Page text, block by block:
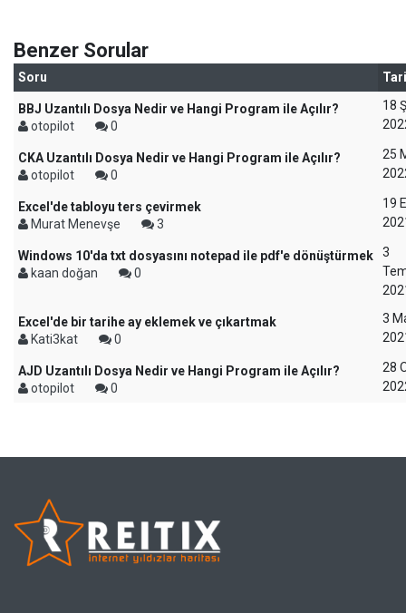
Benzer Sorular
Soru
BBJ Uzantılı Dosya Nedir ve Hangi Program ile Açılır?
otopilot
0
18
CKA Uzantılı Dosya Nedir ve Hangi Program ile Açılır?
otopilot
0
25
Excel'de tabloyu ters çevirmek
Murat Menevşe
3
19
Windows 10'da txt dosyasını notepad ile pdf'e dönüştürmek
kaan doğan
0
3
Excel'de bir tarihe ay eklemek ve çıkartmak
Kati3kat
0
3
AJD Uzantılı Dosya Nedir ve Hangi Program ile Açılır?
otopilot
0
28